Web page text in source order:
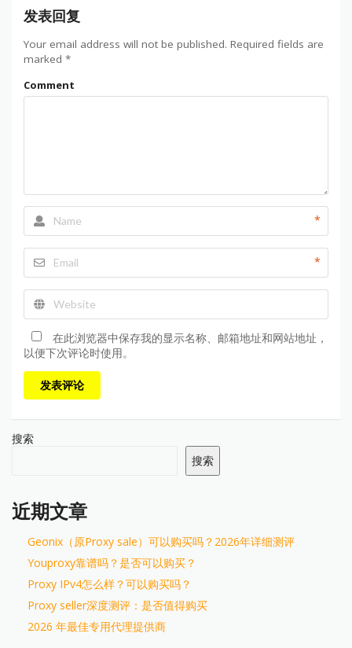
发表回复
Your email address will not be published. Required fields are
marked *
Comment
*
*
在此浏览器中保存我的显示名称、邮箱地址和网站地址，
以便下次评论时使用。
发表评论
搜索
搜索
近期文章
Geonix（原Proxy sale）可以购买吗？2026年详细测评
Youproxy靠谱吗？是否可以购买？
Proxy IPv4怎么样？可以购买吗？
Proxy seller深度测评：是否值得购买
2026 年最佳专用代理提供商